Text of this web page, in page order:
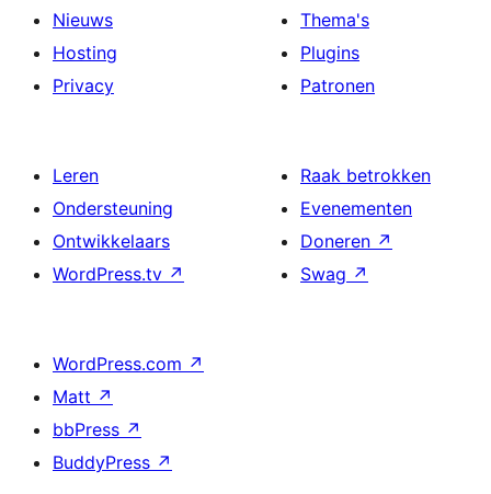
Nieuws
Hosting
Privacy
Thema's
Plugins
Patronen
Leren
Ondersteuning
Ontwikkelaars
WordPress.tv ↗
Raak betrokken
Evenementen
Doneren ↗
Swag ↗
WordPress.com ↗
Matt ↗
bbPress ↗
BuddyPress ↗